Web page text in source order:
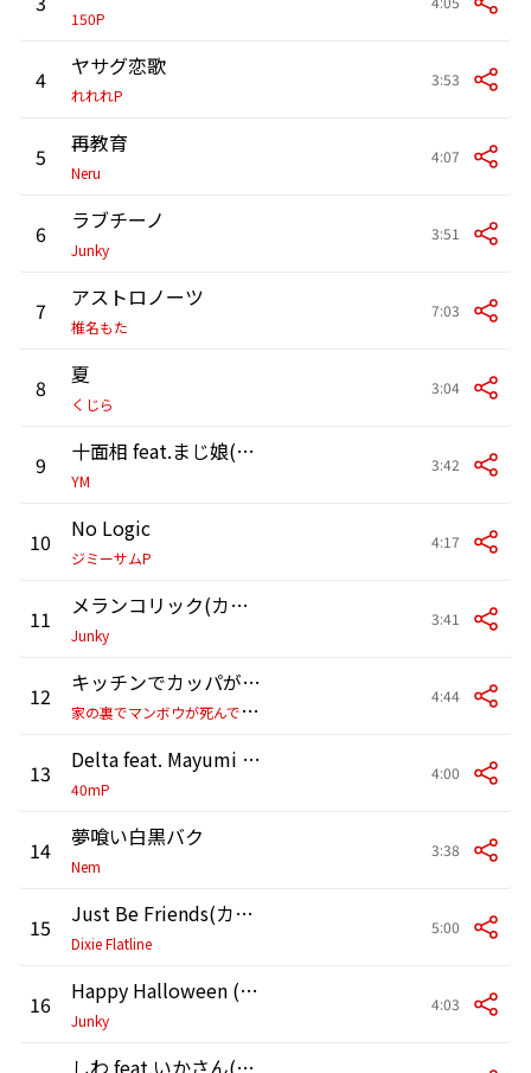
150P
4 ヤサグ恋歌
れれれP
3:53
5 再教育
Neru
4:07
6 ラブチーノ
Junky
3:51
7 アストロノーツ
椎名もた
7:03
8 夏
くじら
3:04
9 十面相 feat.まじ娘(カバー)
YM
3:42
10 No Logic
ジミーサムP
4:17
11 メランコリック(カバー) feat.らむだーじゃん
Junky
3:41
12
キッチンでカッパがタニシ茹でてる
家
の裏でマンボウが死んでるP
4:44
13 Delta feat. Mayumi Morinaga
40mP
4:00
14 夢喰い白黒バク
Nem
3:38
15 Just Be Friends(カバー)feat. ゼブラ
Dixie Flatline
5:00
16 Happy Halloween (feat. ダズビー)
Junky
4:03
しわ feat.いかさん(カバー)